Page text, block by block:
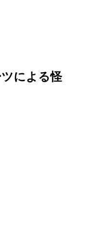
による怪